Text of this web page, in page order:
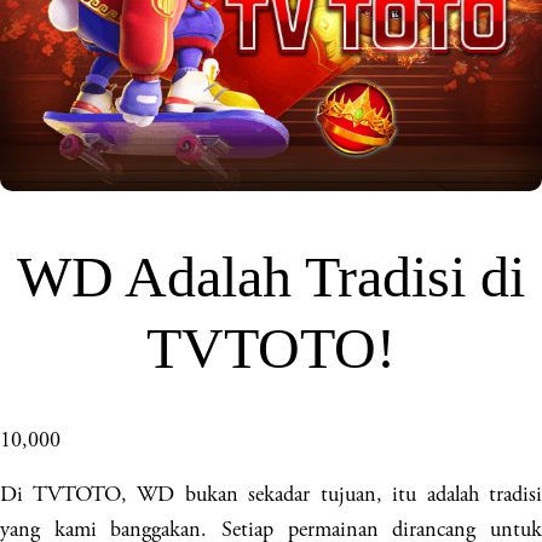
WD Adalah Tradisi di
TVTOTO!
10,000
Di TVTOTO, WD bukan sekadar tujuan, itu adalah tradisi
yang kami banggakan. Setiap permainan dirancang untuk